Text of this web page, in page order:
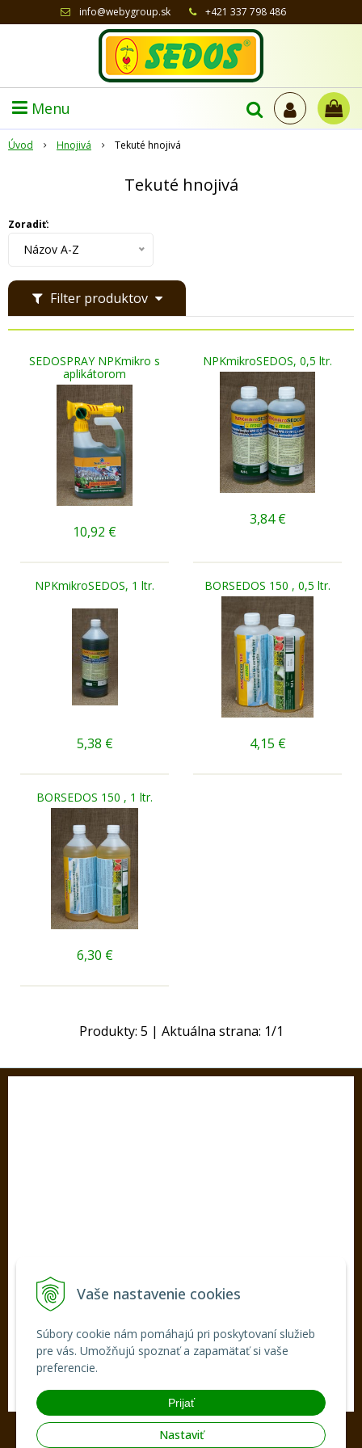
Vaše nastavenie cookies
Súbory cookie nám pomáhajú pri poskytovaní služieb
pre vás. Umožňujú spoznať a zapamätať si vaše
preferencie.
Prijať
Nastaviť
info@webygroup.sk +421 337 798 486
Menu
Úvod Hnojivá Tekuté hnojivá
Tekuté hnojivá
Filter produktov
Zoradiť:
Názov A-Z
SEDOSPRAY NPKmikro s
aplikátorom
10,92 €
NPKmikroSEDOS, 0,5 ltr.
3,84 €
NPKmikroSEDOS, 1 ltr.
5,38 €
BORSEDOS 150 , 0,5 ltr.
4,15 €
BORSEDOS 150 , 1 ltr.
6,30 €
Produkty: 5 | Aktuálna strana: 1/1
VŠETKO O NÁKUPE
Obchodné podmienky
© 2026 Sedos • tvorba eshopu cez UNIobchod spoločnosti